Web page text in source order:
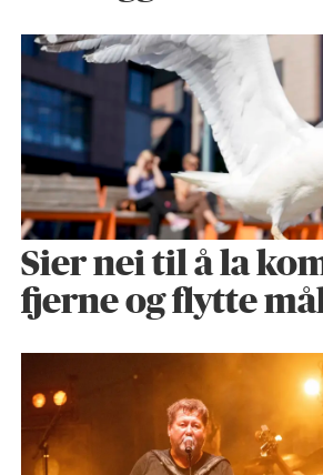
Sier nei til å la
fjerne og flytte